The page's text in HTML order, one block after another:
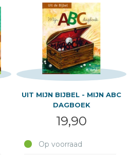
UIT MIJN BIJBEL - MIJN ABC
DAGBOEK
19,90
Op voorraad